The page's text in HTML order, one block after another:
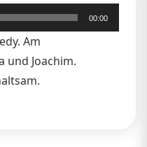
00:00
Am
und Joachim.